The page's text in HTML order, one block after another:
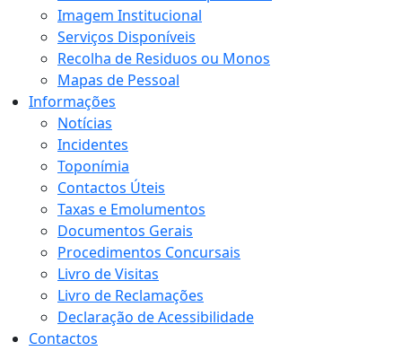
Imagem Institucional
Serviços Disponíveis
Recolha de Residuos ou Monos
Mapas de Pessoal
Informações
Notícias
Incidentes
Toponímia
Contactos Úteis
Taxas e Emolumentos
Documentos Gerais
Procedimentos Concursais
Livro de Visitas
Livro de Reclamações
Declaração de Acessibilidade
Contactos